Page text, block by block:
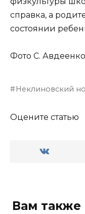
справка, а
состоянии
Фото С.
Неклиновский
Оцените статью
Вам также